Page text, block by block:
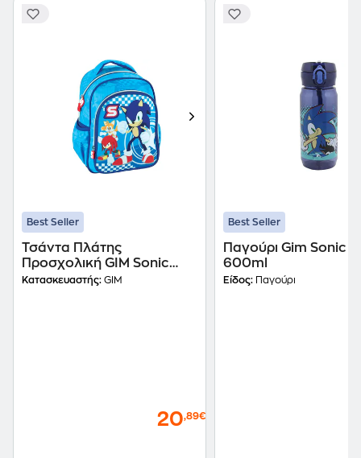
Best Seller
Τσάντα Πλάτης
Προσχολική GIM Sonic
Classic
Κατασκευαστής: GIM
20,89€
Best Seller
Παγούρι Gim Sonic
600ml
Είδος: Παγούρι